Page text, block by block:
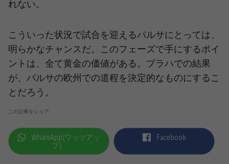
れない。
こういった状況で試合を迎えるバルサにとっては、
明らかなチャンスだ。このフェーズで手にするポイ
ントは、全て黄金の価値がある。プラハでの結果
が、バルサの欧州での道程を決定的なものにするこ
とだろう。
この記事をシェア
label.aria.whatsapp
WhatsApp(ワッツアッ
プ）
label.aria.facebook
Facebook